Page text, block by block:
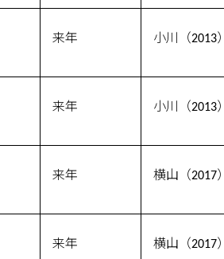
来年 小川（2013）
来年 小川（2013）
来年 横山（2017）
来年 横山（2017）